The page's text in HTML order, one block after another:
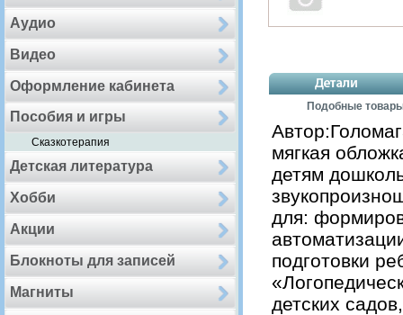
Аудио
Видео
Оформление кабинета
Пособия и игры
Сказкотерапия
Детская литература
Хобби
Акции
Блокноты для записей
Магниты
Подобные
мягкая
детям
для:
подготовки
детских